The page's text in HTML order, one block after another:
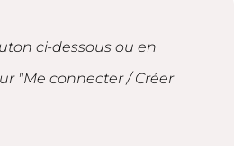
ci-dessous ou en
"Me connecter / Créer